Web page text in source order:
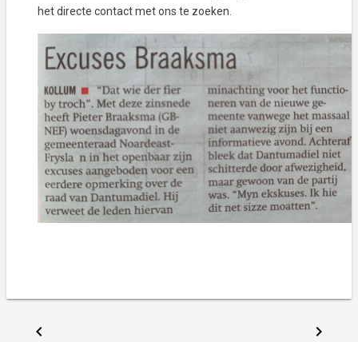
het directe contact met ons te zoeken.
chevron_left chevron_right